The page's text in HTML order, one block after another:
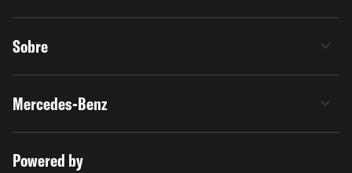
Sobre
Mercedes-Benz
Powered by